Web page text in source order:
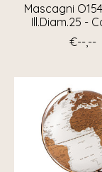
Mascagni
Ill.Diam.25 -
€--,--